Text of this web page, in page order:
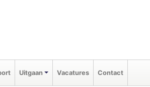
Uitgaan Vacatures Contact